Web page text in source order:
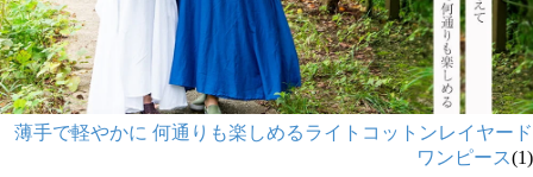
薄手で軽やかに 何通りも楽しめるライトコットンレイヤード
ワンピース(1)